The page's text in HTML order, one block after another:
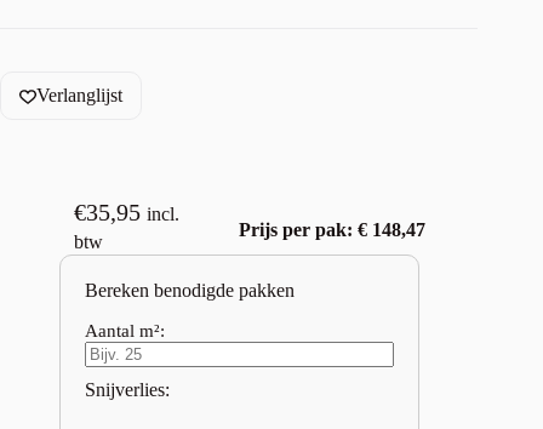
Verlanglijst
€35,95 incl.
btw
Prijs per pak: € 148,47
Bereken benodigde pakken
Aantal m²:
Snijverlies: